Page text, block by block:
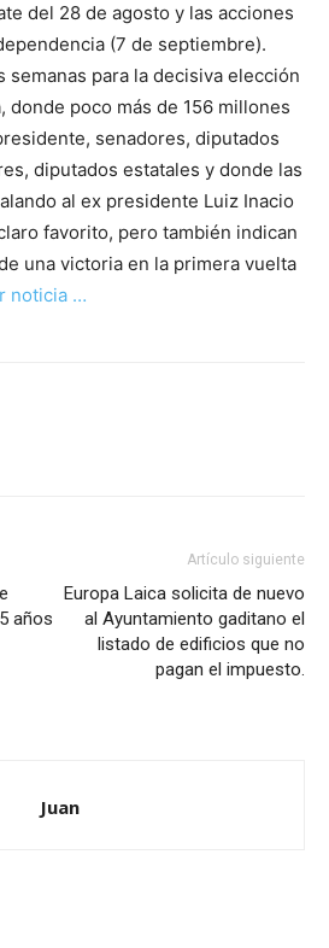
del 28 de agosto y las acciones
(7 de septiembre).
semanas para la decisiva elección
donde poco más de 156 millones
senadores, diputados
diputados estatales y donde las
al ex presidente Luiz Inacio
favorito, pero también indican
una victoria en la primera vuelta
noticia …
años
Artículo siguiente
Europa Laica solicita de nuevo
al Ayuntamiento gaditano el
listado de edificios que no
pagan el impuesto.
Juan